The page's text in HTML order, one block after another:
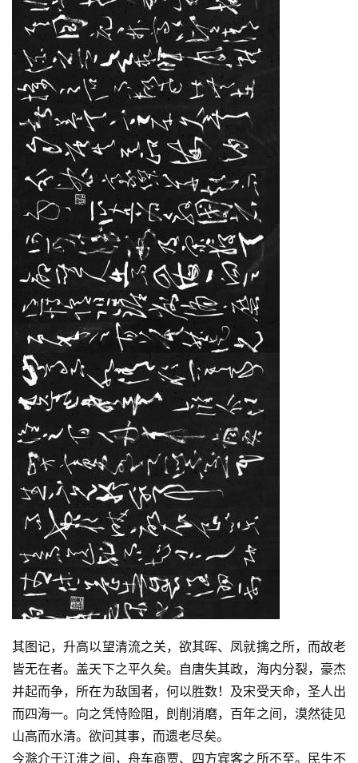
其图记，升高以望清流之关，欲其晖、凤就擒之所，而故老
皆无在者。盖天下之平久矣。自唐失其政，海内分裂，豪杰
并起而争，所在为敌国者，何以胜数！及宋受天命，圣人出
而四海一。向之凭恃险阻，剆削消磨，百年之间，漠然徒见
山高而水清。欲问其事，而遗老尽矣。
今滁介于江淮之间，舟车商贾、四方宾客之所不至。民生不